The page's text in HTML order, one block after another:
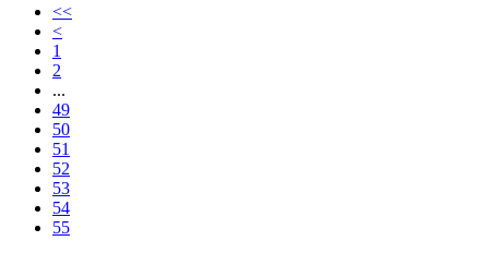
<<
<
1
2
...
49
50
51
52
53
54
55